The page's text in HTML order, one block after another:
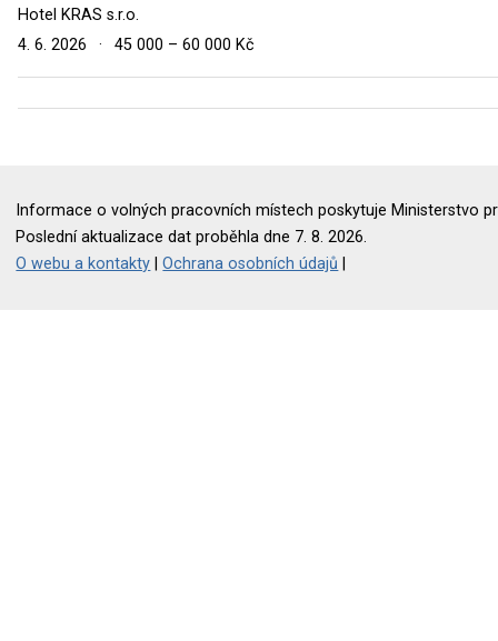
Hotel KRAS s.r.o.
4. 6. 2026
· 45 000 – 60 000 Kč
Informace o volných pracovních místech poskytuje Ministerstvo
Poslední aktualizace dat proběhla dne 7. 8. 2026.
O webu a kontakty |Ochrana osobních údajů